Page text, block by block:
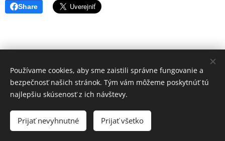
Share
Združenie obcí Veľký potok - Ipeľ
Vytvorené službouWebnode
Používame cookies, aby sme zaistili správne fungovanie a
bezpečnosť našich stránok. Tým vám môžeme poskytnúť tú
najlepšiu skúsenosť z ich návštevy.
Prijať nevyhnutné Prijať všetko